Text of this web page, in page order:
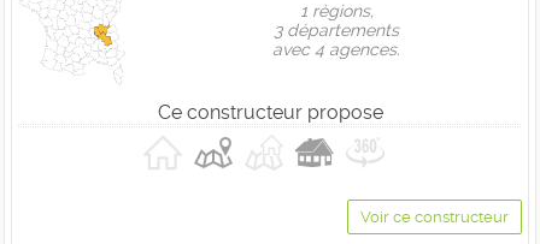
1 règions,
3 départements
avec 4 agences.
Ce constructeur propose
Voir ce constructeur